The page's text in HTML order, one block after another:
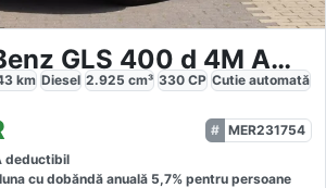
Mercedes-Benz GLS 400 d 4M AMG
km Diesel 2.925 cm³ 330 CP Cutie automată
MER231754
deductibil
cu dobăndă anuală 5,7% pentru persoane